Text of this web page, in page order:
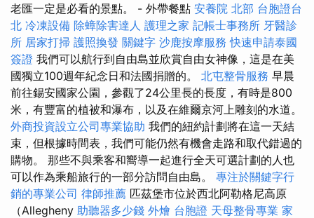
老匯一定是必看的景點。 - 外帶餐點 安養院 北部 台胞證台
北 冷凍設備 除蟑除害達人 護理之家 記帳士事務所 牙醫診
所 居家打掃 護照換發 關鍵字 沙鹿按摩服務快速申請泰國
簽證 我們可以航行到自由島並欣賞自由女神像，這是在美
國獨立100週年紀念日和法國捐贈的。 北屯整骨服務 早晨
前往錫安國家公園，參觀了24公里長的長度，有時是800
米，有豐富的植被和瀑布，以及在維爾京河上雕刻的水道。
外商投資設立公司專業協助 我們的紐約計劃將在這一天結
束，但根據時間表，我們可能仍然有機會走路和取代錯過的
購物。 那些不與乘客和嚮導一起進行全天可選計劃的人也
可以作為乘船旅行的一部分訪問自由島。 專注於關鍵字行
銷的專業公司 律師推薦 匹茲堡市位於西北阿勒格尼高原
（Allegheny 助聽器多少錢 外燴 台胞證 天母整骨專業 家